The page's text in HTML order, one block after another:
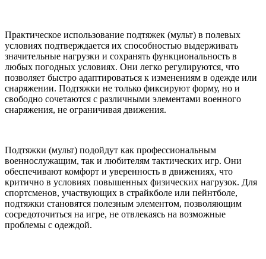
Практическое использование подтяжек (мульт) в полевых
условиях подтверждается их способностью выдерживать
значительные нагрузки и сохранять функциональность в
любых погодных условиях. Они легко регулируются, что
позволяет быстро адаптироваться к изменениям в одежде или
снаряжении. Подтяжки не только фиксируют форму, но и
свободно сочетаются с различными элементами военного
снаряжения, не ограничивая движения.
Подтяжки (мульт) подойдут как профессиональным
военнослужащим, так и любителям тактических игр. Они
обеспечивают комфорт и уверенность в движениях, что
критично в условиях повышенных физических нагрузок. Для
спортсменов, участвующих в страйкболе или пейнтболе,
подтяжки становятся полезным элементом, позволяющим
сосредоточиться на игре, не отвлекаясь на возможные
проблемы с одеждой.